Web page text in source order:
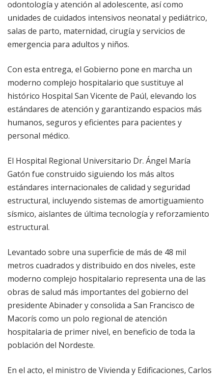
odontología y atención al adolescente, así como
unidades de cuidados intensivos neonatal y pediátrico,
salas de parto, maternidad, cirugía y servicios de
emergencia para adultos y niños.
Con esta entrega, el Gobierno pone en marcha un
moderno complejo hospitalario que sustituye al
histórico Hospital San Vicente de Paúl, elevando los
estándares de atención y garantizando espacios más
humanos, seguros y eficientes para pacientes y
personal médico.
El Hospital Regional Universitario Dr. Ángel María
Gatón fue construido siguiendo los más altos
estándares internacionales de calidad y seguridad
estructural, incluyendo sistemas de amortiguamiento
sísmico, aislantes de última tecnología y reforzamiento
estructural.
Levantado sobre una superficie de más de 48 mil
metros cuadrados y distribuido en dos niveles, este
moderno complejo hospitalario representa una de las
obras de salud más importantes del gobierno del
presidente Abinader y consolida a San Francisco de
Macorís como un polo regional de atención
hospitalaria de primer nivel, en beneficio de toda la
población del Nordeste.
En el acto, el ministro de Vivienda y Edificaciones, Carlos